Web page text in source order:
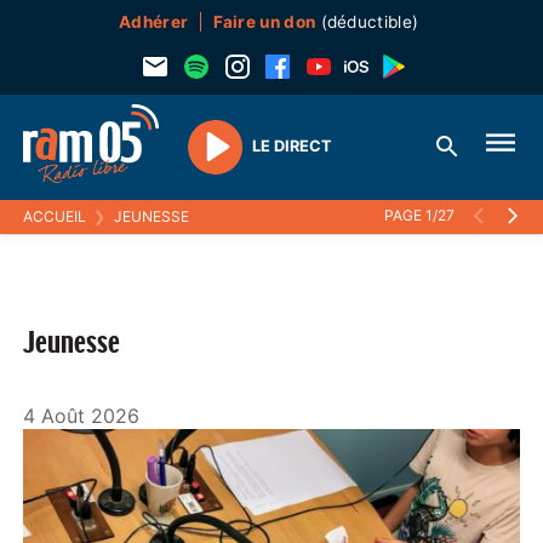
Adhérer Faire un don (déductible)
Play
LE DIRECT
ACCUEIL ❯ JEUNESSE PAGE 1/27
Jeunesse
4 Août 2026